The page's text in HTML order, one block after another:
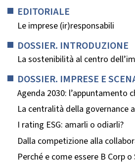
EDITORIALE
Le imprese (ir)responsabili
DOSSIER. INTRODUZIONE
La sostenibilità al centro
DOSSIER. IMPRESE E
Agenda 2030: l’appuntamento
La centralità della governance
I rating ESG: amarli o odiarli?
Dalla competizione alla
Perché e come essere B Corp